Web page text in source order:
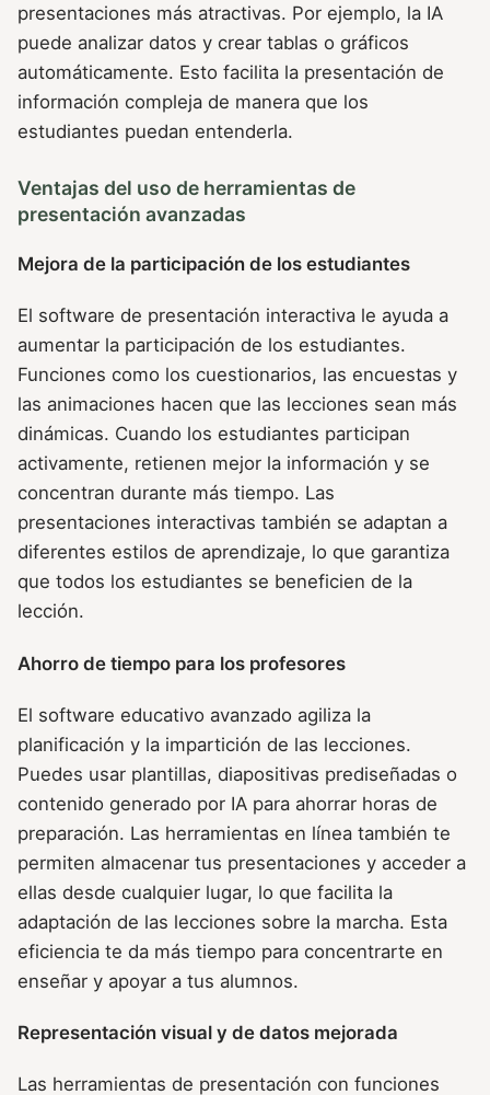
presentaciones más atractivas. Por ejemplo, la IA
puede analizar datos y crear tablas o gráficos
automáticamente. Esto facilita la presentación de
información compleja de manera que los
estudiantes puedan entenderla.
Ventajas del uso de herramientas de
presentación avanzadas
Mejora de la participación de los estudiantes
El software de presentación interactiva le ayuda a
aumentar la participación de los estudiantes.
Funciones como los cuestionarios, las encuestas y
las animaciones hacen que las lecciones sean más
dinámicas. Cuando los estudiantes participan
activamente, retienen mejor la información y se
concentran durante más tiempo. Las
presentaciones interactivas también se adaptan a
diferentes estilos de aprendizaje, lo que garantiza
que todos los estudiantes se beneficien de la
lección.
Ahorro de tiempo para los profesores
El software educativo avanzado agiliza la
planificación y la impartición de las lecciones.
Puedes usar plantillas, diapositivas prediseñadas o
contenido generado por IA para ahorrar horas de
preparación. Las herramientas en línea también te
permiten almacenar tus presentaciones y acceder a
ellas desde cualquier lugar, lo que facilita la
adaptación de las lecciones sobre la marcha. Esta
eficiencia te da más tiempo para concentrarte en
enseñar y apoyar a tus alumnos.
Representación visual y de datos mejorada
Las herramientas de presentación con funciones